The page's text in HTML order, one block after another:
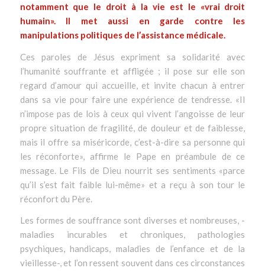
notamment que le droit à la vie est le «vrai droit
humain». Il met aussi en garde contre les
manipulations politiques de l’assistance médicale.
Ces paroles de Jésus expriment sa solidarité avec
l’humanité souffrante et affligée ; il pose sur elle son
regard d’amour qui accueille, et invite chacun à entrer
dans sa vie pour faire une expérience de tendresse. «Il
n’impose pas de lois à ceux qui vivent l’angoisse de leur
propre situation de fragilité, de douleur et de faiblesse,
mais il offre sa miséricorde, c’est-à-dire sa personne qui
les réconforte», affirme le Pape en préambule de ce
message. Le Fils de Dieu nourrit ses sentiments «parce
qu’il s’est fait faible lui-même» et a reçu à son tour le
réconfort du Père.
Les formes de souffrance sont diverses et nombreuses, -
maladies incurables et chroniques, pathologies
psychiques, handicaps, maladies de l’enfance et de la
vieillesse-, et l’on ressent souvent dans ces circonstances